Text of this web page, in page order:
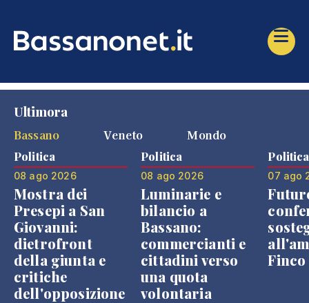
Ultimora
Bassano
Veneto Mondo
Politica
08 ago 2026
Mostra dei
Presepi a San
Giovanni:
dietrofront
della giunta e
critiche
dell'opposizione
Politica
08 ago 2026
Luminarie e
bilancio a
Bassano:
commercianti e
cittadini verso
una quota
volontaria
Politica
07 ago
Finco